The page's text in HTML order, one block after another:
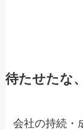
待たせたな
会社の持続・